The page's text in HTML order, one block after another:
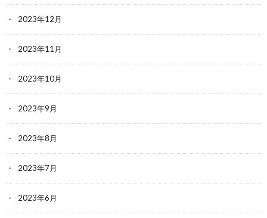
2023年12月
2023年11月
2023年10月
2023年9月
2023年8月
2023年7月
2023年6月